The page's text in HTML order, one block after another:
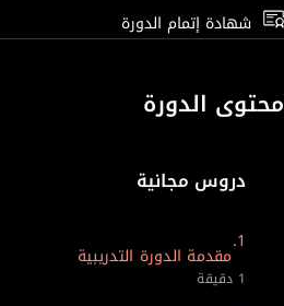
شهادة إتمام الدورة
محتوى الدورة
دروس مجانية
1.
مقدمة الدورة التدريبية
1 دقيقة